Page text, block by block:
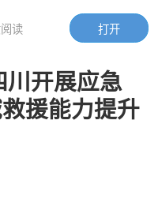
川开展应急
援能力提升
打开
读